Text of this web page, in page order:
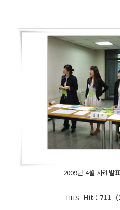
2009년 4월 사례발
HITS Hit : 711